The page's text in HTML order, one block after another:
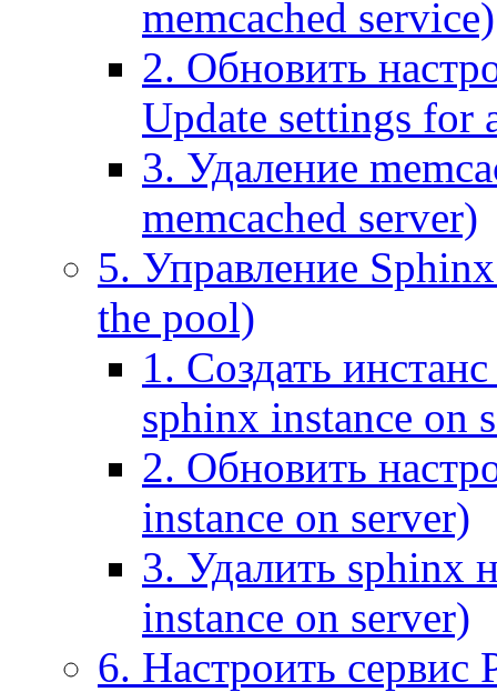
memcached service)
2. Обновить
Update settings for
3. Удаление
memcached server)
5. Управление
the pool)
1. Создать
sphinx instance on
2. Обновить
instance on server)
3. Удалить sphinx
instance on server)
6. Настроить